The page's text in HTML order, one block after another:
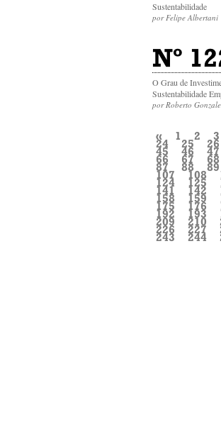
Sustentabilidade
por Felipe Albertani
Nº
O Grau de
Sustentabilidade
por Roberto
« 1 2 3
24 25 26
45 46 47
66 67 68
87 88 89
107 108
124 125
141 142
158 159
175 176
192 193
209 210
226 227
243 244